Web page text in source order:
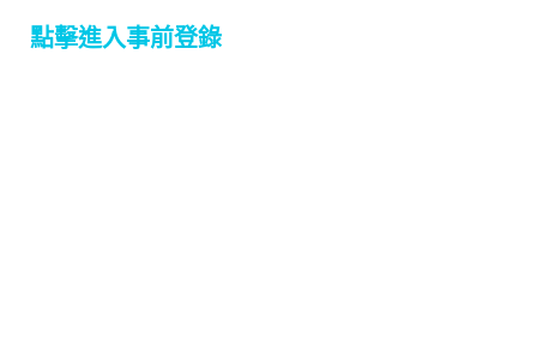
點擊進入事前登錄